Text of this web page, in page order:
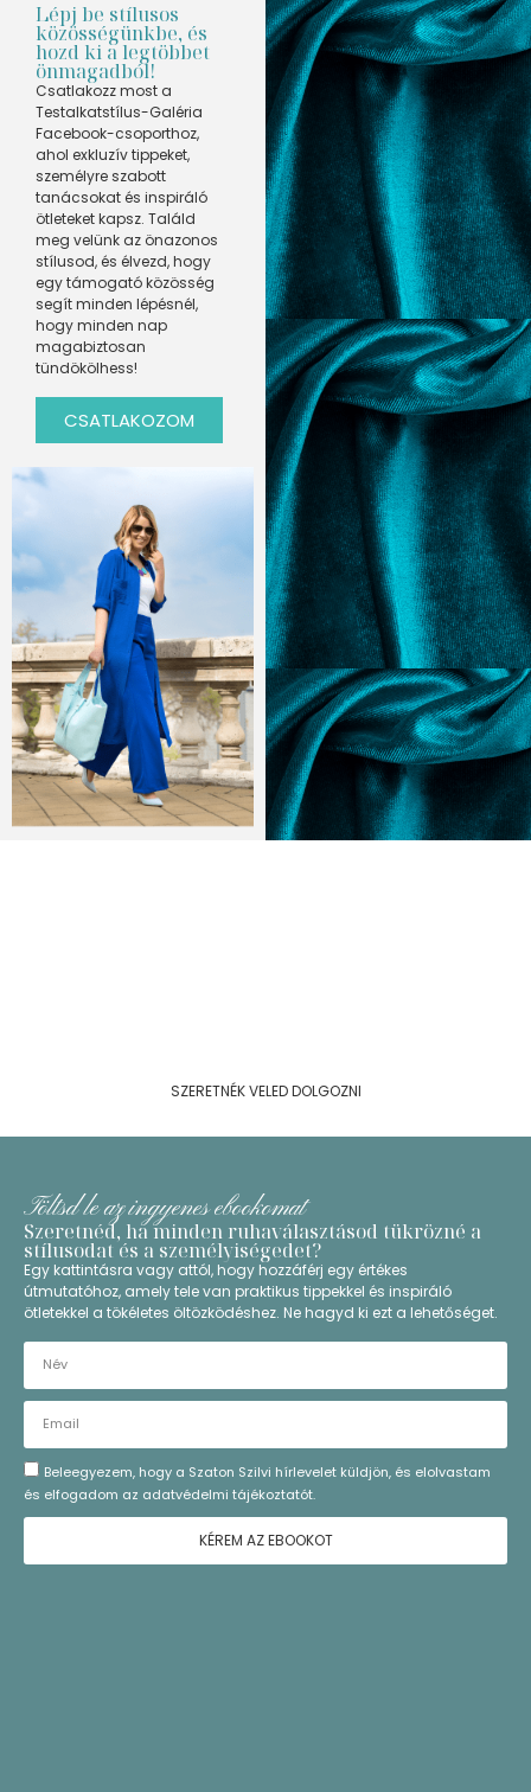
Lépj be stílusos
közösségünkbe, és
hozd ki a legtöbbet
önmagadból!
Csatlakozz most a
Testalkatstílus-Galéria
Facebook-csoporthoz,
ahol exkluzív tippeket,
személyre szabott
tanácsokat és inspiráló
ötleteket kapsz. Találd
meg velünk az önazonos
stílusod, és élvezd, hogy
egy támogató közösség
segít minden lépésnél,
hogy minden nap
magabiztosan
tündökölhess!
CSATLAKOZOM
SZERETNÉK VELED DOLGOZNI
Töltsd le az ingyenes ebookomat​
Szeretnéd, ha minden ruhaválasztásod tükrözné a
stílusodat és a személyiségedet?
Egy kattintásra vagy attól, hogy hozzáférj egy értékes
útmutatóhoz, amely tele van praktikus tippekkel és inspiráló
ötletekkel a tökéletes öltözködéshez. Ne hagyd ki ezt a lehetőséget.
Beleegyezem, hogy a Szaton Szilvi hírlevelet küldjön, és elolvastam
és elfogadom az adatvédelmi tájékoztatót.
KÉREM AZ EBOOKOT